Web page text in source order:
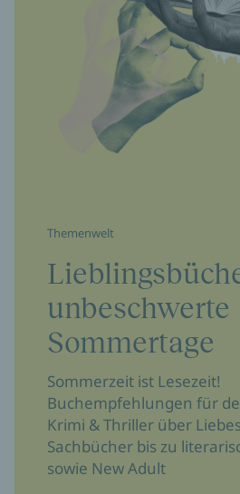
Themenwelt
unbeschwerte
Sommertage
Sommerzeit ist Lesezeit!
Buchempfehlungen für
Krimi & Thriller über
Sachbücher bis zu
sowie New Adult